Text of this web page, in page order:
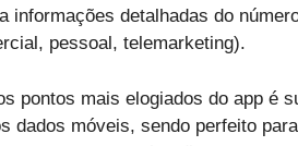
informações detalhadas do
pessoal, telemarketing).
pontos mais elogiados do app é
dados móveis, sendo perfeito